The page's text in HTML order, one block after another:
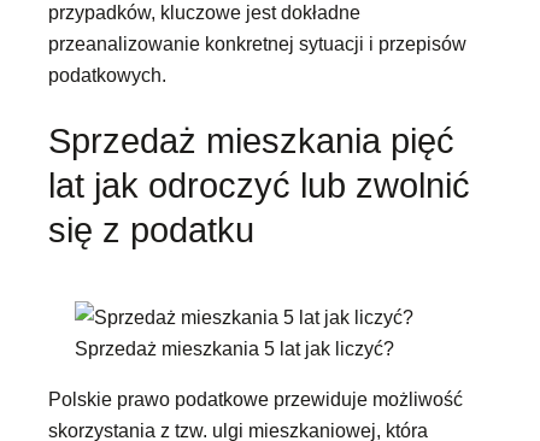
przypadków, kluczowe jest dokładne
przeanalizowanie konkretnej sytuacji i przepisów
podatkowych.
Sprzedaż mieszkania pięć
lat jak odroczyć lub zwolnić
się z podatku
Sprzedaż mieszkania 5 lat jak liczyć?
Polskie prawo podatkowe przewiduje możliwość
skorzystania z tzw. ulgi mieszkaniowej, która